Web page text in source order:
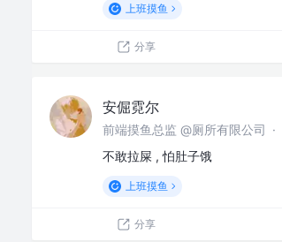
上班摸鱼
分享
安倔霓尔
前端摸鱼总监 @厕所有限公司 ·
不敢拉屎 , 怕肚子饿
上班摸鱼
分享